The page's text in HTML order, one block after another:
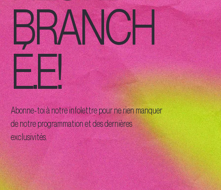
BRANCH
É.E!
Abonne-toi à notre infolettre pour ne rien manquer
de notre programmation et des dernières
exclusivités.